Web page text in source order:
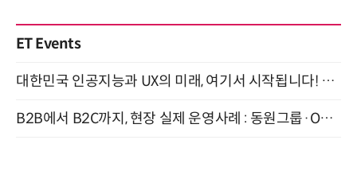
ET Events
대한민국 인공지능과 UX의 미래, 여기서 시작됩니다! UX Korea 2026 - Fall 9월 2일 개최
B2B에서 B2C까지, 현장 실제 운영사례 : 동원그룹·OCI·다이닝브랜즈그룹·당근 (8/27)